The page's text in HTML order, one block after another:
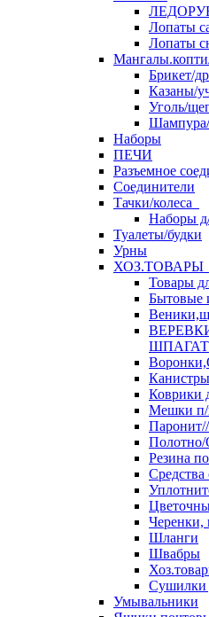
Лопаты
Лопаты
Брикет/
Казаны/
Уголь/
Наборы
ПЕЧИ
Разъемное
Соединители
Тачки/колеса
Наборы
Туалеты/будки
Урны
ХОЗ.ТОВАРЫ
Товары
Бытовые
Канистры
Коврики
Мешки
Полотно/
Резина
Средства
Шланги
Швабры
Сушилки
Умывальники